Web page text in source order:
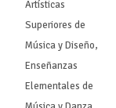
Artísticas
Superiores de
Música y Diseño,
Enseñanzas
Elementales de